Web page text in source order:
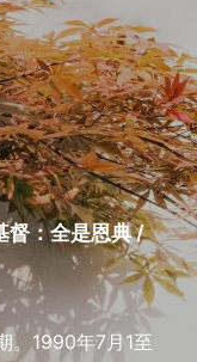
督：全是恩典 /
。1990年7月1至